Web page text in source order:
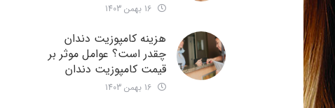
هزینه کامپوزیت دندان
چقدر است؟ عوامل موثر بر
قیمت کامپوزیت دندان